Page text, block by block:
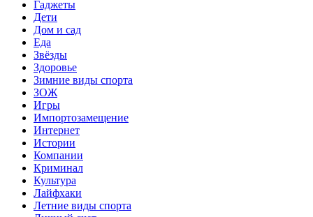
Гаджеты
Дети
Дом и сад
Еда
Звёзды
Здоровье
Зимние виды спорта
ЗОЖ
Игры
Импортозамещение
Интернет
Истории
Компании
Криминал
Культура
Лайфхаки
Летние виды спорта